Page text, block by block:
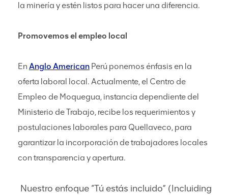
la minería y estén listos para hacer una diferencia.
Promovemos el empleo local
En Anglo AmericanPerú ponemos énfasis en la
oferta laboral local. Actualmente, el Centro de
Empleo de Moquegua, instancia dependiente del
Ministerio de Trabajo, recibe los requerimientos y
postulaciones laborales para Quellaveco, para
garantizar la incorporación de trabajadores locales
con transparencia y apertura.
Nuestro enfoque “Tú estás incluido” (Incluiding